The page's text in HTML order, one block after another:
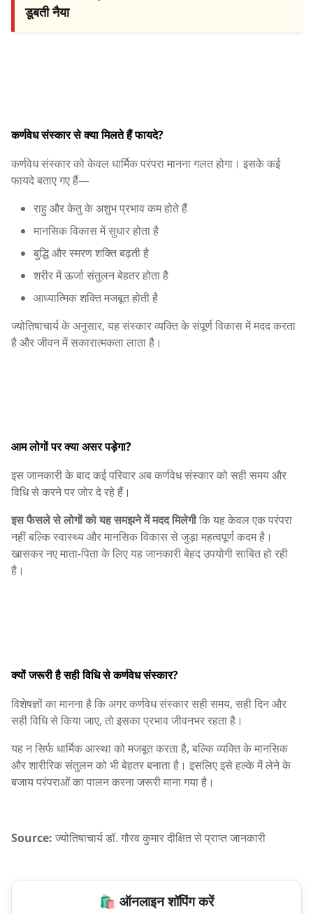
डूबती नैया
कर्णवेध संस्कार से क्या मिलते हैं फायदे?
कर्णवेध संस्कार को केवल धार्मिक परंपरा मानना गलत होगा। इसके कई
फायदे बताए गए हैं—
राहु और केतु के अशुभ प्रभाव कम होते हैं
मानसिक विकास में सुधार होता है
बुद्धि और स्मरण शक्ति बढ़ती है
शरीर में ऊर्जा संतुलन बेहतर होता है
आध्यात्मिक शक्ति मजबूत होती है
ज्योतिषाचार्य के अनुसार, यह संस्कार व्यक्ति के संपूर्ण विकास में मदद करता
है और जीवन में सकारात्मकता लाता है।
आम लोगों पर क्या असर पड़ेगा?
इस जानकारी के बाद कई परिवार अब कर्णवेध संस्कार को सही समय और
विधि से करने पर जोर दे रहे हैं।
इस फैसले से लोगों को यह समझने में मदद मिलेगीकि यह केवल एक परंपरा
नहीं बल्कि स्वास्थ्य और मानसिक विकास से जुड़ा महत्वपूर्ण कदम है।
खासकर नए माता-पिता के लिए यह जानकारी बेहद उपयोगी साबित हो रही
है।
क्यों जरूरी है सही विधि से कर्णवेध संस्कार?
विशेषज्ञों का मानना है कि अगर कर्णवेध संस्कार सही समय, सही दिन और
सही विधि से किया जाए, तो इसका प्रभाव जीवनभर रहता है।
यह न सिर्फ धार्मिक आस्था को मजबूत करता है, बल्कि व्यक्ति के मानसिक
और शारीरिक संतुलन को भी बेहतर बनाता है। इसलिए इसे हल्के में लेने के
बजाय परंपराओं का पालन करना जरूरी माना गया है।
Source: ज्योतिषाचार्य डॉ. गौरव कुमार दीक्षित से प्राप्त जानकारी
🛍️ ऑनलाइन शॉपिंग करें